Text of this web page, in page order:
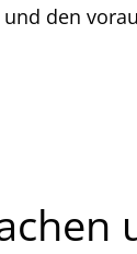
den